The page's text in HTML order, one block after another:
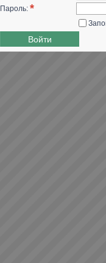
Пароль: *